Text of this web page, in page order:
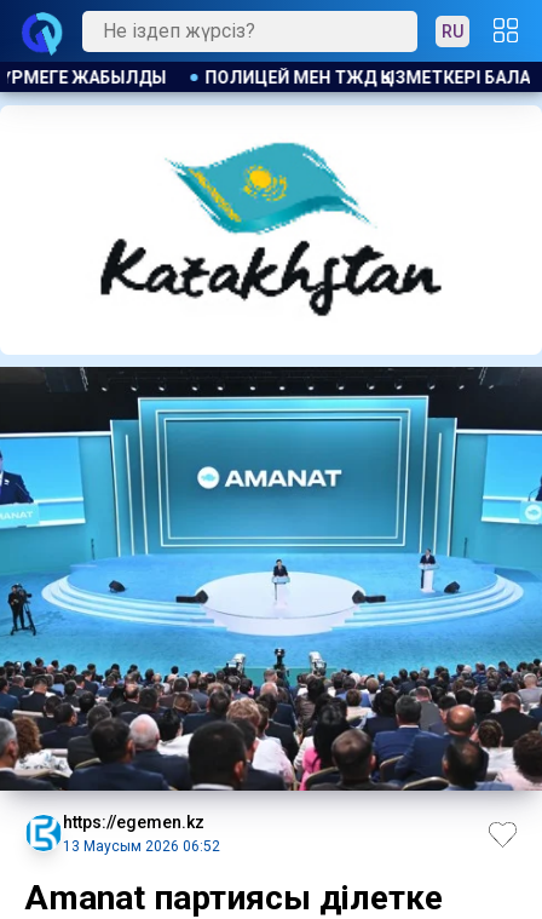
RU
БАЛАЛАРДЫ ҚҰТҚАРЫП ҚАЛДЫ
https://egemen.kz
13 Маусым 2026 06:52
Amanat партиясы Әділетке